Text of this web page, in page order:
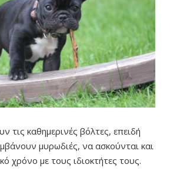
τις καθημερινές βόλτες, επειδή
μυρωδιές, να ασκούνται και
χρόνο με τους ιδιοκτήτες τους.